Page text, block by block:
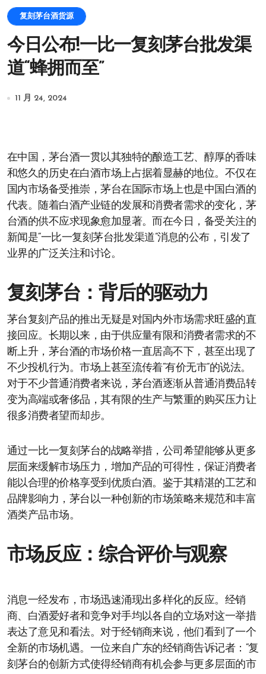
复刻茅台酒货源
今日公布!一比一复刻茅台批发渠
道“蜂拥而至”
11 月 24, 2024
在中国，茅台酒一贯以其独特的酿造工艺、醇厚的香味
和悠久的历史在白酒市场上占据着显赫的地位。不仅在
国内市场备受推崇，茅台在国际市场上也是中国白酒的
代表。随着白酒产业链的发展和消费者需求的变化，茅
台酒的供不应求现象愈加显著。而在今日，备受关注的
新闻是“一比一复刻茅台批发渠道”消息的公布，引发了
业界的广泛关注和讨论。
复刻茅台：背后的驱动力
茅台复刻产品的推出无疑是对国内外市场需求旺盛的直
接回应。长期以来，由于供应量有限和消费者需求的不
断上升，茅台酒的市场价格一直居高不下，甚至出现了
不少投机行为。市场上甚至流传着“有价无市”的说法。
对于不少普通消费者来说，茅台酒逐渐从普通消费品转
变为高端或奢侈品，其有限的生产与繁重的购买压力让
很多消费者望而却步。
通过一比一复刻茅台的战略举措，公司希望能够从更多
层面来缓解市场压力，增加产品的可得性，保证消费者
能以合理的价格享受到优质白酒。鉴于其精湛的工艺和
品牌影响力，茅台以一种创新的市场策略来规范和丰富
酒类产品市场。
市场反应：综合评价与观察
消息一经发布，市场迅速涌现出多样化的反应。经销
商、白酒爱好者和竞争对手均以各自的立场对这一举措
表达了意见和看法。对于经销商来说，他们看到了一个
全新的市场机遇。一位来自广东的经销商告诉记者：“复
刻茅台的创新方式使得经销商有机会参与更多层面的市